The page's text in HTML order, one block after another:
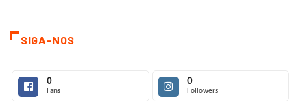
SIGA-NOS
0
Fans
0
Followers